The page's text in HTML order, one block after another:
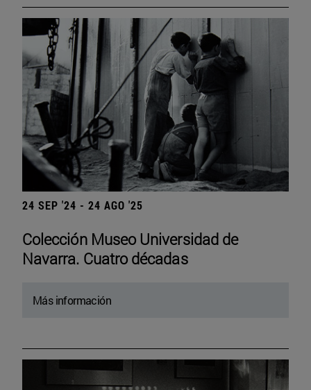
24 SEP '24 - 24 AGO '25
Colección Museo Universidad de
Navarra. Cuatro décadas
Más información